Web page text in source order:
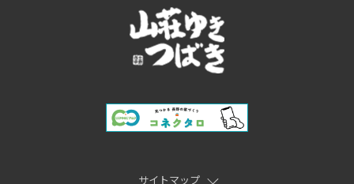
サイトマップ